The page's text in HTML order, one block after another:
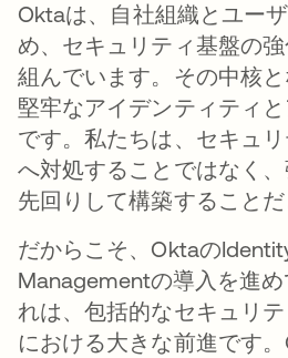
Oktaは、自社組織とユー
め、セキュリティ基盤の
組んでいます。その中核と
堅牢なアイデンティティ
です。私たちは、セキュ
へ対処することではなく
先回りして構築することだ
だからこそ、Oktaの
Managementの導入を進
れは、包括的なセキュリ
における大きな前進です